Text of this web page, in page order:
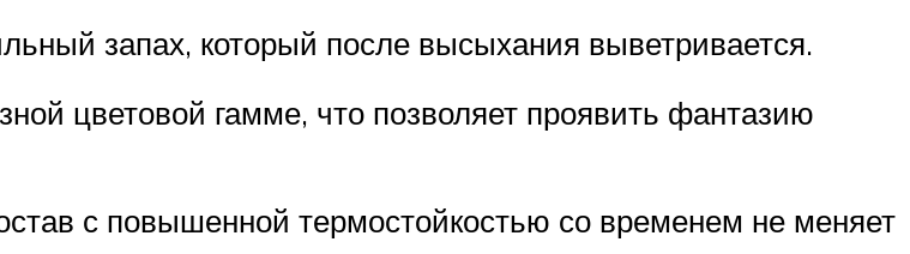
запах, который после высыхания выветривается.
цветовой гамме, что позволяет проявить фантазию
с повышенной термостойкостью со временем не меняет